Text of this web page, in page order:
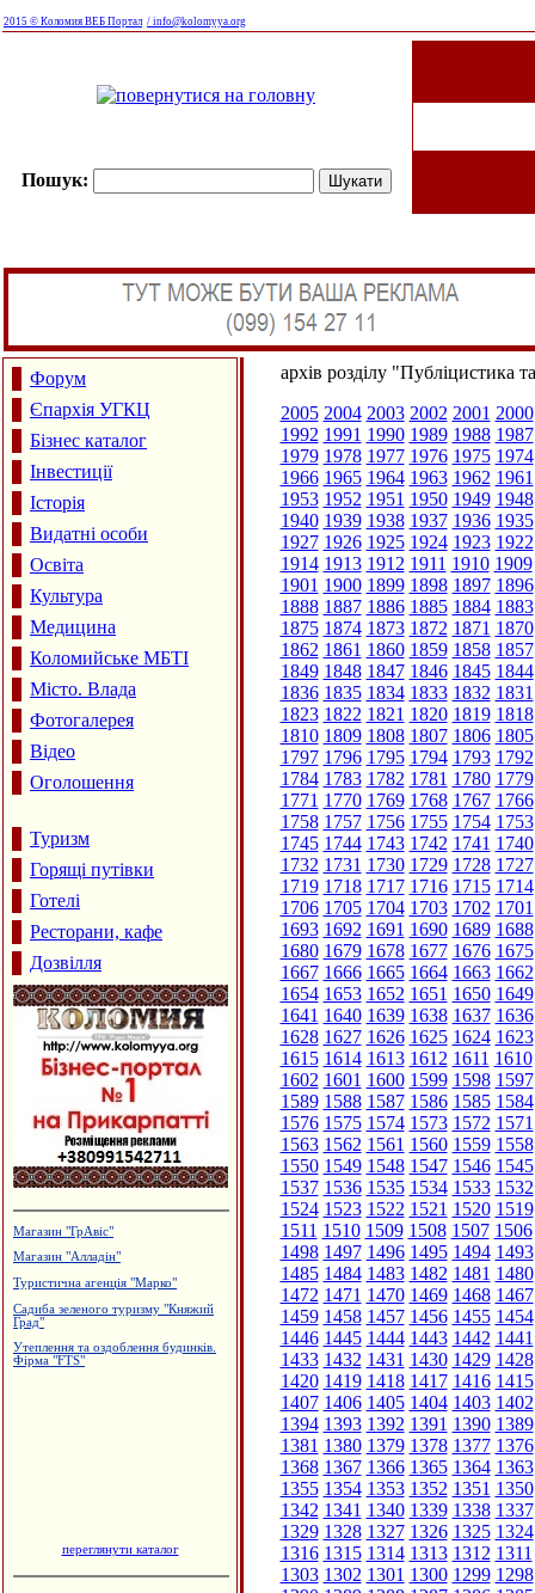
2015 © Коломия ВЕБ Портал / info@kolomyya.org
Пошук:
Форум
Єпархія УГКЦ
Бізнес каталог
Інвестиції
Історія
Видатні особи
Освіта
Культура
Медицина
Коломийське МБТІ
Місто. Влада
Фотогалерея
Відео
Оголошення
Туризм
Горящі путівки
Готелі
Ресторани, кафе
Дозвілля
Магазин "ГрАвіс"
Магазин "Алладін"
Туристична агенція "Марко"
Садиба зеленого туризму "Княжий
Град"
Утеплення та оздоблення будинків.
Фірма "FTS"
переглянути каталог
архів розділу "Публіцистика
2005 2004 2003 2002 2001 2000
1992 1991 1990 1989 1988 1987
1979 1978 1977 1976 1975 1974
1966 1965 1964 1963 1962 1961
1953 1952 1951 1950 1949 1948
1940 1939 1938 1937 1936 1935
1927 1926 1925 1924 1923 1922
1914 1913 1912 1911 1910 1909
1901 1900 1899 1898 1897 1896
1888 1887 1886 1885 1884 1883
1875 1874 1873 1872 1871 1870
1862 1861 1860 1859 1858 1857
1849 1848 1847 1846 1845 1844
1836 1835 1834 1833 1832 1831
1823 1822 1821 1820 1819 1818
1810 1809 1808 1807 1806 1805
1797 1796 1795 1794 1793 1792
1784 1783 1782 1781 1780 1779
1771 1770 1769 1768 1767 1766
1758 1757 1756 1755 1754 1753
1745 1744 1743 1742 1741 1740
1732 1731 1730 1729 1728 1727
1719 1718 1717 1716 1715 1714
1706 1705 1704 1703 1702 1701
1693 1692 1691 1690 1689 1688
1680 1679 1678 1677 1676 1675
1667 1666 1665 1664 1663 1662
1654 1653 1652 1651 1650 1649
1641 1640 1639 1638 1637 1636
1628 1627 1626 1625 1624 1623
1615 1614 1613 1612 1611 1610
1602 1601 1600 1599 1598 1597
1589 1588 1587 1586 1585 1584
1576 1575 1574 1573 1572 1571
1563 1562 1561 1560 1559 1558
1550 1549 1548 1547 1546 1545
1537 1536 1535 1534 1533 1532
1524 1523 1522 1521 1520 1519
1511 1510 1509 1508 1507 1506
1498 1497 1496 1495 1494 1493
1485 1484 1483 1482 1481 1480
1472 1471 1470 1469 1468 1467
1459 1458 1457 1456 1455 1454
1446 1445 1444 1443 1442 1441
1433 1432 1431 1430 1429 1428
1420 1419 1418 1417 1416 1415
1407 1406 1405 1404 1403 1402
1394 1393 1392 1391 1390 1389
1381 1380 1379 1378 1377 1376
1368 1367 1366 1365 1364 1363
1355 1354 1353 1352 1351 1350
1342 1341 1340 1339 1338 1337
1329 1328 1327 1326 1325 1324
1316 1315 1314 1313 1312 1311
1303 1302 1301 1300 1299 1298